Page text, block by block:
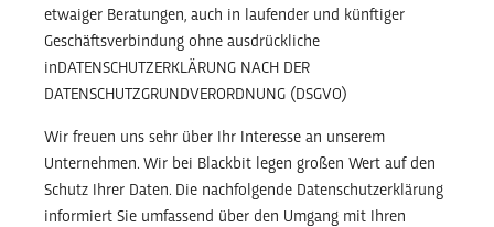
etwaiger Beratungen, auch in laufender und künftiger
Geschäftsverbindung ohne ausdrückliche
inDATENSCHUTZERKLÄRUNG NACH DER
DATENSCHUTZGRUNDVERORDNUNG (DSGVO)
Wir freuen uns sehr über Ihr Interesse an unserem
Unternehmen. Wir bei Blackbit legen großen Wert auf den
Schutz Ihrer Daten. Die nachfolgende Datenschutzerklärung
informiert Sie umfassend über den Umgang mit Ihren